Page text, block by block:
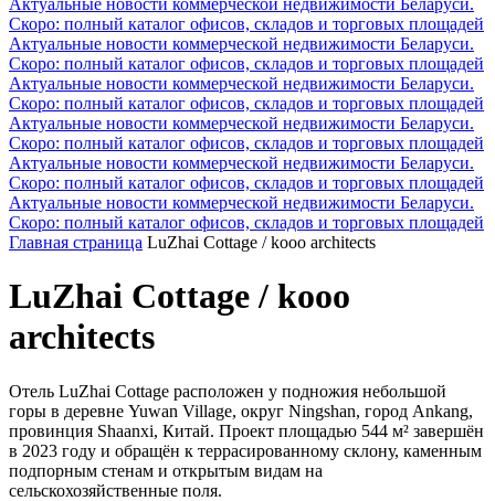
Скоро: полный каталог офисов, складов и торговых площадей
Актуальные новости коммерческой недвижимости Беларуси.
Скоро: полный каталог офисов, складов и торговых площадей
Актуальные новости коммерческой недвижимости Беларуси.
Скоро: полный каталог офисов, складов и торговых площадей
Актуальные новости коммерческой недвижимости Беларуси.
Скоро: полный каталог офисов, складов и торговых площадей
Актуальные новости коммерческой недвижимости Беларуси.
Скоро: полный каталог офисов, складов и торговых площадей
Актуальные новости коммерческой недвижимости Беларуси.
Скоро: полный каталог офисов, складов и торговых площадей
Главная страница LuZhai Cottage / kooo architects
LuZhai Cottage / kooo
architects
Отель LuZhai Cottage расположен у подножия небольшой
горы в деревне Yuwan Village, округ Ningshan, город Ankang,
провинция Shaanxi, Китай. Проект площадью 544 м² завершён
в 2023 году и обращён к террасированному склону, каменным
подпорным стенам и открытым видам на
сельскохозяйственные поля.